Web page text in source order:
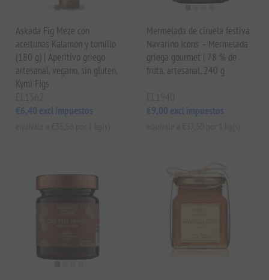
Askada Fig Meze con
aceitunas Kalamon y tomillo
(180 g) | Aperitivo griego
artesanal, vegano, sin gluten,
Kymi Figs
€6,40 excl impuestos
Mermelada de ciruela festiva
Navarino Icons – Mermelada
griega gourmet | 78 % de
fruta, artesanal, 240 g
€9,00 excl impuestos